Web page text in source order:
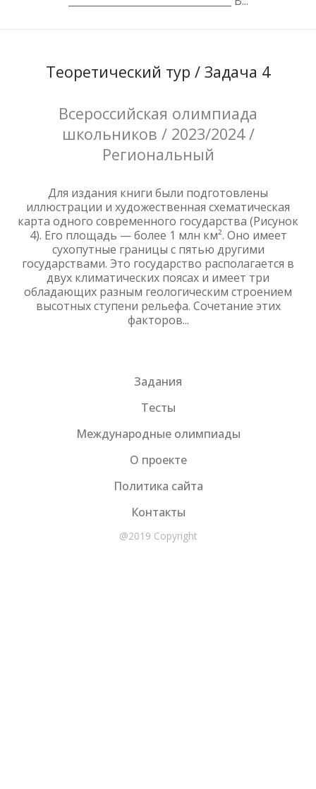
Теоретический тур / Задача 4
Всероссийская олимпиада
школьников / 2023/2024 /
Региональный
Для издания книги были подготовлены
иллюстрации и художественная схематическая
карта одного современного государства (Рисунок
4). Его площадь — более 1 млн км². Оно имеет
сухопутные границы с пятью другими
государствами. Это государство располагается в
двух климатических поясах и имеет три
обладающих разным геологическим строением
высотных ступени рельефа. Сочетание этих
факторов...
Задания
Тесты
Международные олимпиады
О проекте
Политика сайта
Контакты
@2019 Copyright